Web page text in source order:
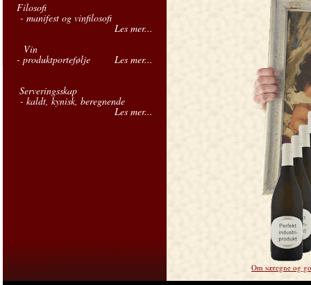
Filosofi
- manifest og vinfilosofi
Les mer...
Vin
- produktportefølje Les mer...
Serveringsskap
- kaldt, kynisk, beregnende
Les mer...
Om særegne og